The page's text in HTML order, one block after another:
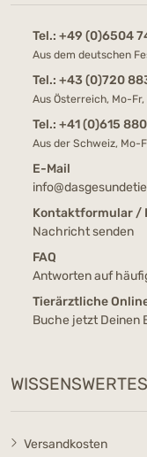
Tel.: +49 (0)6504
Aus dem deutschen
Tel.: +43 (0)720
Aus Österreich, Mo-Fr,
Tel.: +41 (0)615
Aus der Schweiz, Mo-
E-Mail
Kontaktformular /
Nachricht senden
FAQ
Antworten auf
Tierärztliche
Buche jetzt Deinen
WISSENSWERTES
Versandkosten